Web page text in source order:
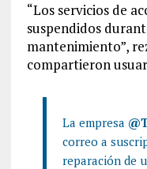
“Los servicios de
suspendidos
mantenimiento”,
compartieron
La empresa
correo a
reparación de